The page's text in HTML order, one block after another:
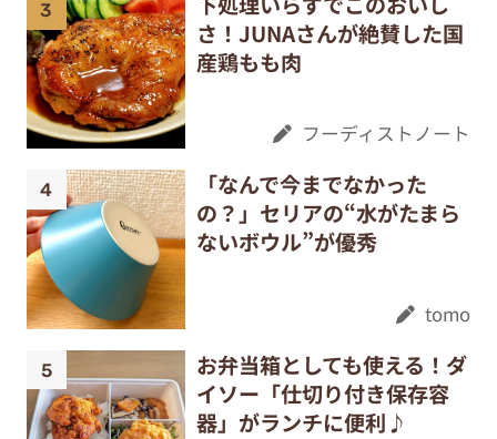
さ！JUNAさんが絶賛した国
産鶏もも肉
フーディストノート
「なんで今までなかった
の？」セリアの“水がたまら
ないボウル”が優秀
tomo
お弁当箱としても使える！ダ
イソー「仕切り付き保存容
器」がランチに便利♪